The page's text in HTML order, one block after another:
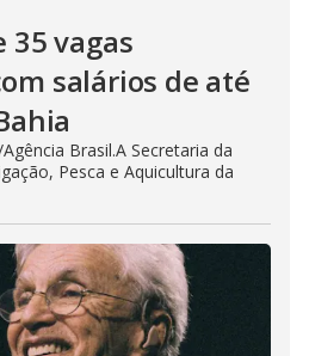
35 vagas
salários de até
Brasil.A Secretaria da
Pesca e Aquicultura da